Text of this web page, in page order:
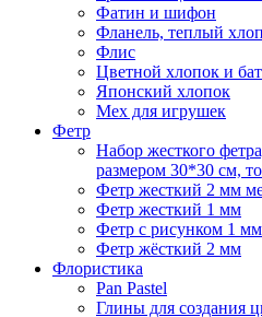
Фатин и шифон
Фланель, теплый
Флис
Цветной хлопок и
Японский хлопок
Мех для игрушек
Фетр
Набор жесткого
размером 30*30 см,
Фетр жесткий 2 мм
Фетр жесткий 1 мм
Фетр с рисунком 1 мм
Фетр жёсткий 2 мм
Флористика
Pan Pastel
Глины для создания